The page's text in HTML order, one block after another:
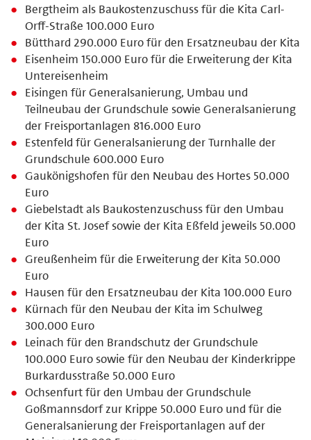
Bergtheim als Baukostenzuschuss für die Kita Carl-
Orff-Straße 100.000 Euro
Bütthard 290.000 Euro für den Ersatzneubau der Kita
Eisenheim 150.000 Euro für die Erweiterung der Kita
Untereisenheim
Eisingen für Generalsanierung, Umbau und
Teilneubau der Grundschule sowie Generalsanierung
der Freisportanlagen 816.000 Euro
Estenfeld für Generalsanierung der Turnhalle der
Grundschule 600.000 Euro
Gaukönigshofen für den Neubau des Hortes 50.000
Euro
Giebelstadt als Baukostenzuschuss für den Umbau
der Kita St. Josef sowie der Kita Eßfeld jeweils 50.000
Euro
Greußenheim für die Erweiterung der Kita 50.000
Euro
Hausen für den Ersatzneubau der Kita 100.000 Euro
Kürnach für den Neubau der Kita im Schulweg
300.000 Euro
Leinach für den Brandschutz der Grundschule
100.000 Euro sowie für den Neubau der Kinderkrippe
Burkardusstraße 50.000 Euro
Ochsenfurt für den Umbau der Grundschule
Goßmannsdorf zur Krippe 50.000 Euro und für die
Generalsanierung der Freisportanlagen auf der